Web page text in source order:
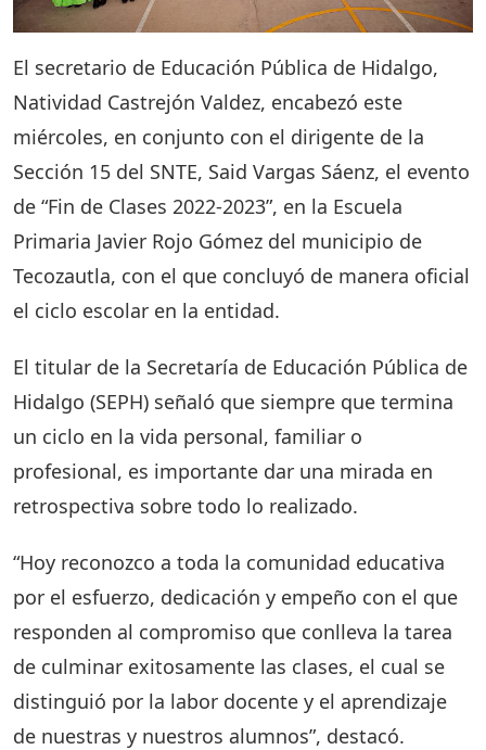
El secretario de Educación Pública de Hidalgo,
Natividad Castrejón Valdez, encabezó este
miércoles, en conjunto con el dirigente de la
Sección 15 del SNTE, Said Vargas Sáenz, el evento
de “Fin de Clases 2022-2023”, en la Escuela
Primaria Javier Rojo Gómez del municipio de
Tecozautla, con el que concluyó de manera oficial
el ciclo escolar en la entidad.
El titular de la Secretaría de Educación Pública de
Hidalgo (SEPH) señaló que siempre que termina
un ciclo en la vida personal, familiar o
profesional, es importante dar una mirada en
retrospectiva sobre todo lo realizado.
“Hoy reconozco a toda la comunidad educativa
por el esfuerzo, dedicación y empeño con el que
responden al compromiso que conlleva la tarea
de culminar exitosamente las clases, el cual se
distinguió por la labor docente y el aprendizaje
de nuestras y nuestros alumnos”, destacó.